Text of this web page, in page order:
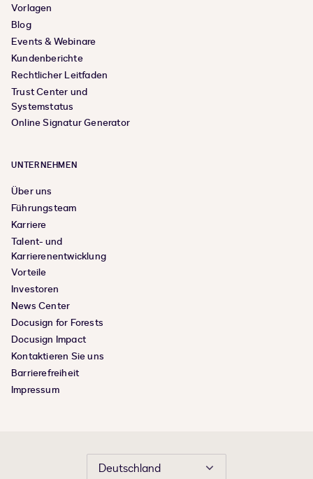
Vorlagen
Blog
Events & Webinare
Kundenberichte
Rechtlicher Leitfaden
Trust Center und
Systemstatus
Online Signatur Generator
UNTERNEHMEN
Über uns
Führungsteam
Karriere
Talent- und
Karrierenentwicklung
Vorteile
Investoren
News Center
Docusign for Forests
Docusign Impact
Kontaktieren Sie uns
Barrierefreiheit
Impressum
Deutschland